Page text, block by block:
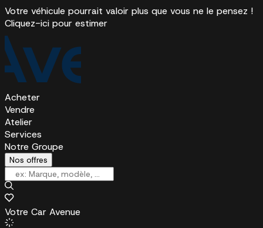
Votre véhicule pourrait valoir plus que vous ne le pensez !
Cliquez-ici pour estimer
Acheter
Vendre
Atelier
Services
Notre Groupe
Nos offres
Votre Car Avenue